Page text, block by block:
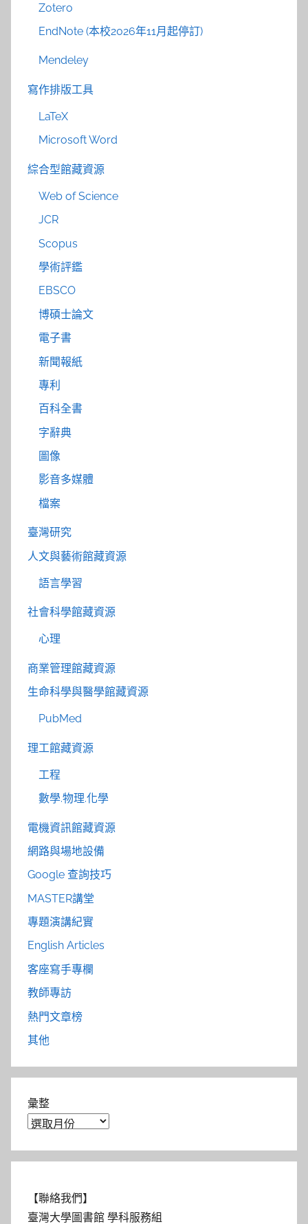
Zotero
EndNote (本校2026年11月起停訂)
Mendeley
寫作排版工具
LaTeX
Microsoft Word
綜合型館藏資源
Web of Science
JCR
Scopus
學術評鑑
EBSCO
博碩士論文
電子書
新聞報紙
專利
百科全書
字辭典
圖像
影音多媒體
檔案
臺灣研究
人文與藝術館藏資源
語言學習
社會科學館藏資源
心理
商業管理館藏資源
生命科學與醫學館藏資源
PubMed
理工館藏資源
工程
數學.物理.化學
電機資訊館藏資源
網路與場地設備
Google 查詢技巧
MASTER講堂
專題演講紀實
English Articles
客座寫手專欄
教師專訪
熱門文章榜
其他
彙整
【聯絡我們】
臺灣大學圖書館 學科服務組